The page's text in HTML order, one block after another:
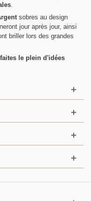
sobres au design
jour après jour, ainsi
briller lors des grandes
le plein d'idées